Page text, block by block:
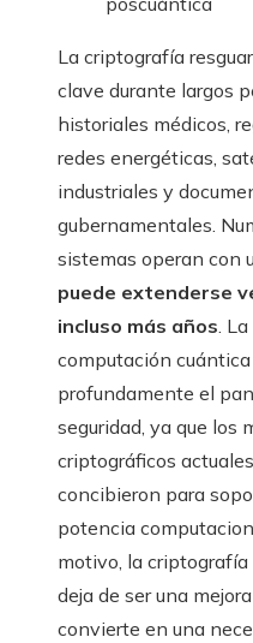
La criptografía
clave durante largos
historiales médicos,
redes energéticas,
industriales y
gubernamentales.
sistemas operan con
puede extenderse
incluso más años.
computación
profundamente el
seguridad, ya que los
criptográficos
concibieron para
potencia
motivo, la
deja de ser una
convierte en una